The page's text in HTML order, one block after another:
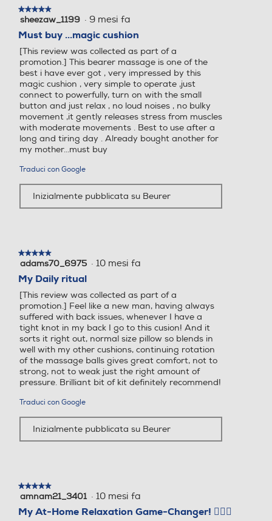
★★★★★
★★★★★
5
5
stelle.
sheezaw_1199 · 9 mesi fa
Must buy ...magic cushion
[This review was collected as part of a
promotion.] This bearer massage is one of the
best i have ever got , very impressed by this
magic cushion , very simple to operate ,just
connect to powerfully, turn on with the small
button and just relax , no loud noises , no bulky
movement ,it gently releases stress from muscles
with moderate movements . Best to use after a
long and tiring day . Already bought another for
my mother...must buy
Traduci con Google
Inizialmente pubblicata su Beurer
★★★★★
★★★★★
5
5
stelle.
adams70_6975 · 10 mesi fa
My Daily ritual
[This review was collected as part of a
promotion.] Feel like a new man, having always
suffered with back issues, whenever I have a
tight knot in my back I go to this cusion! And it
sorts it right out, normal size pillow so blends in
well with my other cushions, continuing rotation
of the massage balls gives great comfort, not to
strong, not to weak just the right amount of
pressure. Brilliant bit of kit definitely recommend!
Traduci con Google
Inizialmente pubblicata su Beurer
★★★★★
★★★★★
5
5
amnam21_3401 · 10 mesi fa
My At-Home Relaxation Game-Changer! 💆‍♀️✨